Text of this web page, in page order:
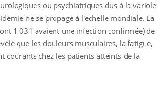
ou psychiatriques dus à la variole
ne se propage à l'échelle mondiale. La
1 031 avaient une infection confirmée) de
que les douleurs musculaires, la fatigue,
courants chez les patients atteints de la
de
Youtube
Un « jumeau numérique » pour
faciliter l’accès à la médecine
préventiveYoutube
Un établissement lié à un groupe
mutualiste innove en matière de bilan de